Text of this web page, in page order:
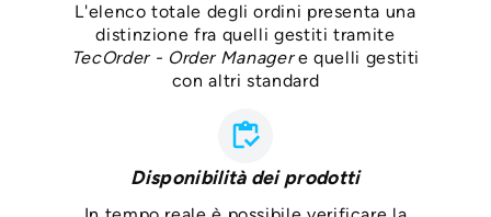
L'elenco totale degli ordini presenta una
distinzione fra quelli gestiti tramite
TecOrder - Order Managere quelli gestiti
con altri standard
inventory
Disponibilità dei prodotti